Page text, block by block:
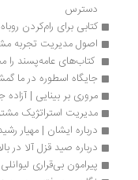
دسترس
کتابی برای رام‌کردن
اصول مدیریت تجربه
کتاب‌های عامه‌پسند را
جایگاه اسطوره در ما
مروری بر بینایی |
مدیریت استراتژیک
درباره ایشان | مهیار
درباره صید قزل آلا در
پیرامون بی‌قراری